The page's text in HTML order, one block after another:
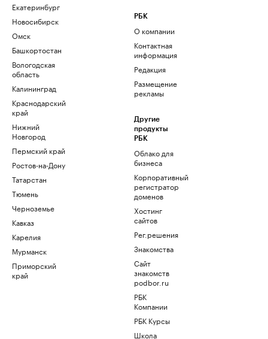
Екатеринбург
Новосибирск
Омск
Башкортостан
Вологодская
область
Калининград
Краснодарский
край
Нижний
Новгород
Пермский край
Ростов-на-Дону
Татарстан
Тюмень
Черноземье
Кавказ
Карелия
Мурманск
Приморский
край
РБК
О компании
Контактная
информация
Редакция
Размещение
рекламы
Другие
продукты
РБК
Облако для
бизнеса
Корпоративный
регистратор
доменов
Хостинг
сайтов
Рег.решения
Знакомства
Сайт
знакомств
podbor.ru
РБК
Компании
РБК Курсы
Школа